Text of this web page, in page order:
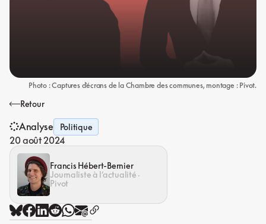
Photo : Captures d'écrans de la Chambre des communes, montage : Pivot.
Retour
Analyse Politique
20 août 2024
Francis Hébert-Bernier
Journaliste à l’actualité ·
Pivot